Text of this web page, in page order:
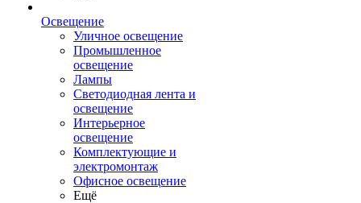
Освещение
Уличное освещение
Промышленное
освещение
Лампы
Светодиодная лента и
освещение
Интерьерное
освещение
Комплектующие и
электромонтаж
Офисное освещение
Ещё